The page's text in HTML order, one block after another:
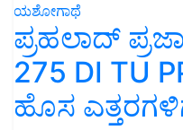
ಯಶೋಗಾಥೆ
ಪ್ರಹಲಾದ್
275 DI TU
ಹೊಸ